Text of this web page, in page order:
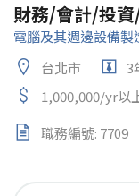
財務/會計/投
電腦及其週邊設備製
台北市
3
1,000,000/yr以
職務編號: 7709